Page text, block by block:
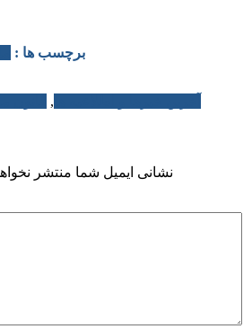
برچسب ها :
,
نشانی ایمیل شما منتشر